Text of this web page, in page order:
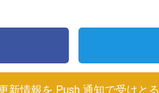
新情報を Push 通知で受けとる